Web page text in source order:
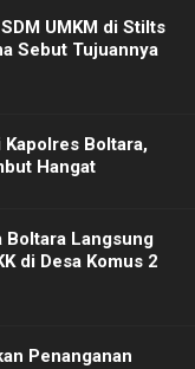
UMKM di Stilts
Sebut Tujuannya
Boltara,
Hangat
Boltara Langsung
di Desa Komus 2
Penanganan